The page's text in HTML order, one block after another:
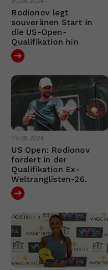
Rodionov legt
souveränen Start in
die US-Open-
Qualifikation hin
19.08.2024
US Open: Rodionov
fordert in der
Qualifikation Ex-
Weltranglisten-26.